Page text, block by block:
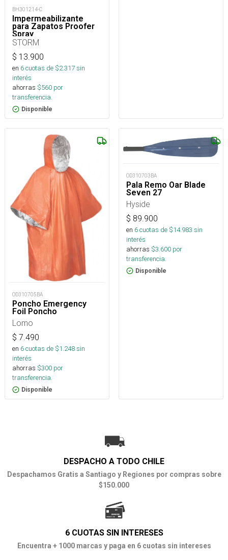
BH301214-C
Impermeabilizante
para Zapatos Proofer
Spray
STORM
$ 13.900
en 6cuotas de $2.317sin
interés
ahorras $560 por
transferencia.
Disponible
OD310705BA
Poncho Emergency
Foil Poncho
Lomo
$ 7.490
en 6cuotas de $1.248sin
interés
ahorras $300 por
transferencia.
Disponible
OD310703BA
Pala Remo Oar Blade
Seven 27
Hyside
$ 89.900
en 6cuotas de $14.983 sin
interés
ahorras $3.600 por
transferencia.
Disponible
DESPACHO A TODO CHILE
Despachamos Gratis a Santiago y Regiones por compras sobre
$150.000
6 CUOTAS SIN INTERESES
Encuentra + 1000 marcas y paga en 6 cuotas sin intereses